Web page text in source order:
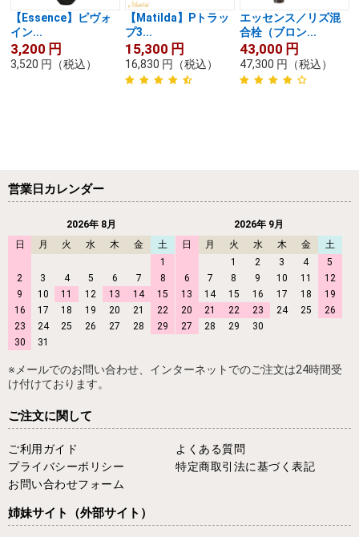
【Essence】ピヴォ
イン...
3,200 円
3,520 円 （税込）
【Matilda】Pトラッ
プ3...
15,300 円
16,830 円 （税込）
エッセンス／リズ混
合栓（ブロン...
43,000 円
47,300 円 （税込）
営業日カレンダー
2026年 8月
日
月 火 水 木 金
土
1
2
3 4 5 6 7
8
9
10 11 12 13 14
15
16
17 18 19 20 21
22
23
24 25 26 27 28
29
30
31
2026年 9月
日
月 火 水 木 金
土
1
2 3 4
5
6
7 8 9 10 11
12
13
14 15 16 17 18
19
20
21 22 23 24 25
26
27
28 29 30
※メールでのお問い合わせ、インターネットでのご注文は24時間受
け付けております。
ご注文に関して
ご利用ガイド
よくある質問
プライバシーポリシー
特定商取引法に基づく表記
お問い合わせフォーム
姉妹サイト （外部サイト）